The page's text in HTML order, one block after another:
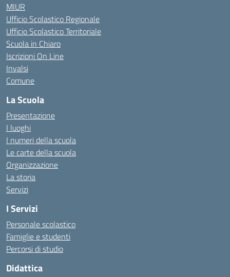
MIUR
Ufficio Scolastico Regionale
Ufficio Scolastico Territoriale
Scuola in Chiaro
Iscrizioni On Line
Invalsi
Comune
La Scuola
Presentazione
I luoghi
I numeri della scuola
Le carte della scuola
Organizzazione
La storia
Servizi
I Servizi
Personale scolastico
Famiglie e studenti
Percorsi di studio
Didattica